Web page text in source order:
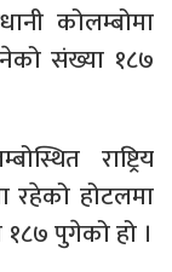
कोलम्बोमा
संख्या १८७
राष्ट्रिय
रहेको होटलमा
पुगेको हो ।